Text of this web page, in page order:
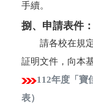
手續。
捌、申請表件：
請各校在規定
証明文件，向本
112年度「寶
表）